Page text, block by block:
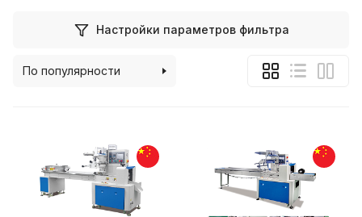
Настройки параметров фильтра
По популярности
По цене (убыванию)